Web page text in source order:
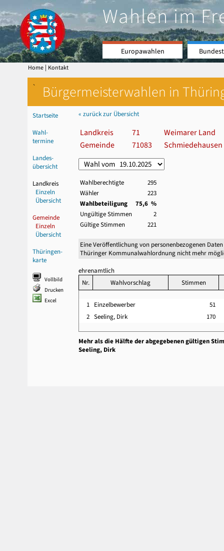
Wahlen im
Europawahlen
Home | Kontakt
` Bürgermeisterwahlen in
Startseite
Wahl-
termine
Landes-
übersicht
Landkreis
Einzeln
Übersicht
Gemeinde
Einzeln
Übersicht
Thüringen-
karte
Vollbild
Drucken
Excel
« zurück zur Übersicht
Landkreis 71
Weimarer Land
Gemeinde
71083 Schmiedehausen
Wahlberechtigte
295
Wähler
223
Wahlbeteiligung
75,6 %
Ungültige Stimmen
2
Gültige Stimmen
221
Eine Veröffentlichung von personenbezogenen
Thüringer Kommunalwahlordnung nicht mehr
ehrenamtlich
Nr.
Wahlvorschlag Stimmen
1 Einzelbewerber
51
2 Seeling, Dirk 170
Mehr als die Hälfte der abgegebenen gültigen
Seeling, Dirk